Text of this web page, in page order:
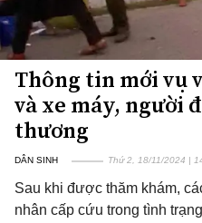
Thông tin mới vụ
và xe máy, người
thương
DÂN SINH Thứ 2, 18/11/2024 |
Sau khi được thăm khám,
nhân cấp cứu trong tình